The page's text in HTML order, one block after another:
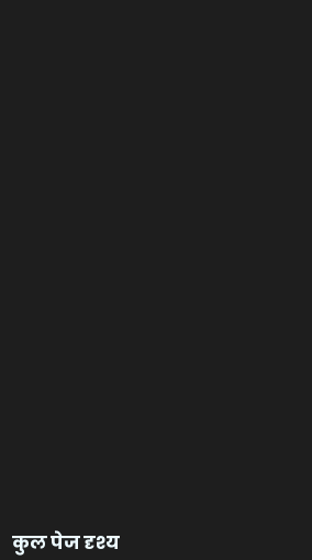
कुल पेज दृश्य